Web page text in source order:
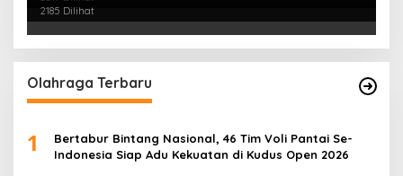
2185 Dilihat
Olahraga Terbaru
1
Bertabur Bintang Nasional, 46 Tim Voli Pantai Se-
Indonesia Siap Adu Kekuatan di Kudus Open 2026